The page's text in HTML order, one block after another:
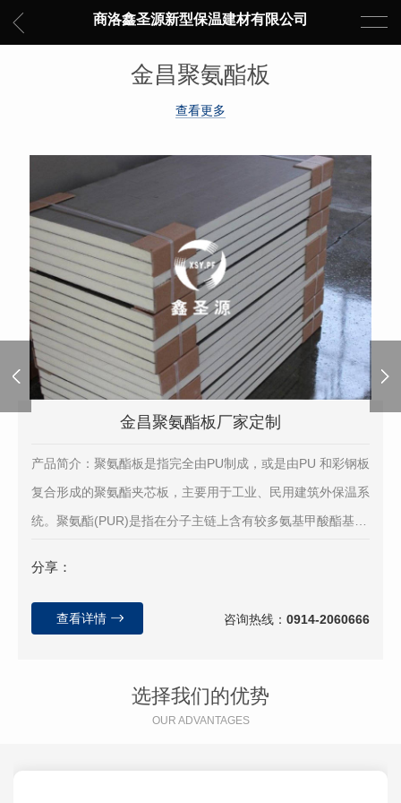
商洛鑫圣源新型保温建材有限公司
金昌聚氨酯板
查看更多
金昌聚氨酯板厂家定制
产品简介：聚氨酯板是指完全由PU制成，或是由PU 和彩钢板
复合形成的聚氨酯夹芯板，主要用于工业、民用建筑外保温系
统。聚氨酯(PUR)是指在分子主链上含有较多氨基甲酸酯基团
分享：
查看详情 咨询热线： 0914-2060666
选择我们的优势
OUR ADVANTAGES